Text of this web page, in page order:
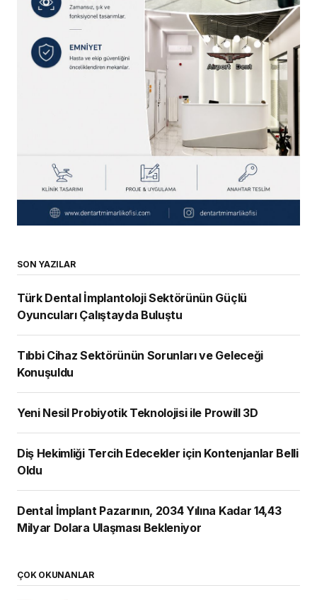
SON YAZILAR
Türk Dental İmplantoloji Sektörünün Güçlü
Oyuncuları Çalıştayda Buluştu
Tıbbi Cihaz Sektörünün Sorunları ve Geleceği
Konuşuldu
Yeni Nesil Probiyotik Teknolojisi ile Prowill 3D
Diş Hekimliği Tercih Edecekler için Kontenjanlar Belli
Oldu
Dental İmplant Pazarının, 2034 Yılına Kadar 14,43
Milyar Dolara Ulaşması Bekleniyor
ÇOK OKUNANLAR